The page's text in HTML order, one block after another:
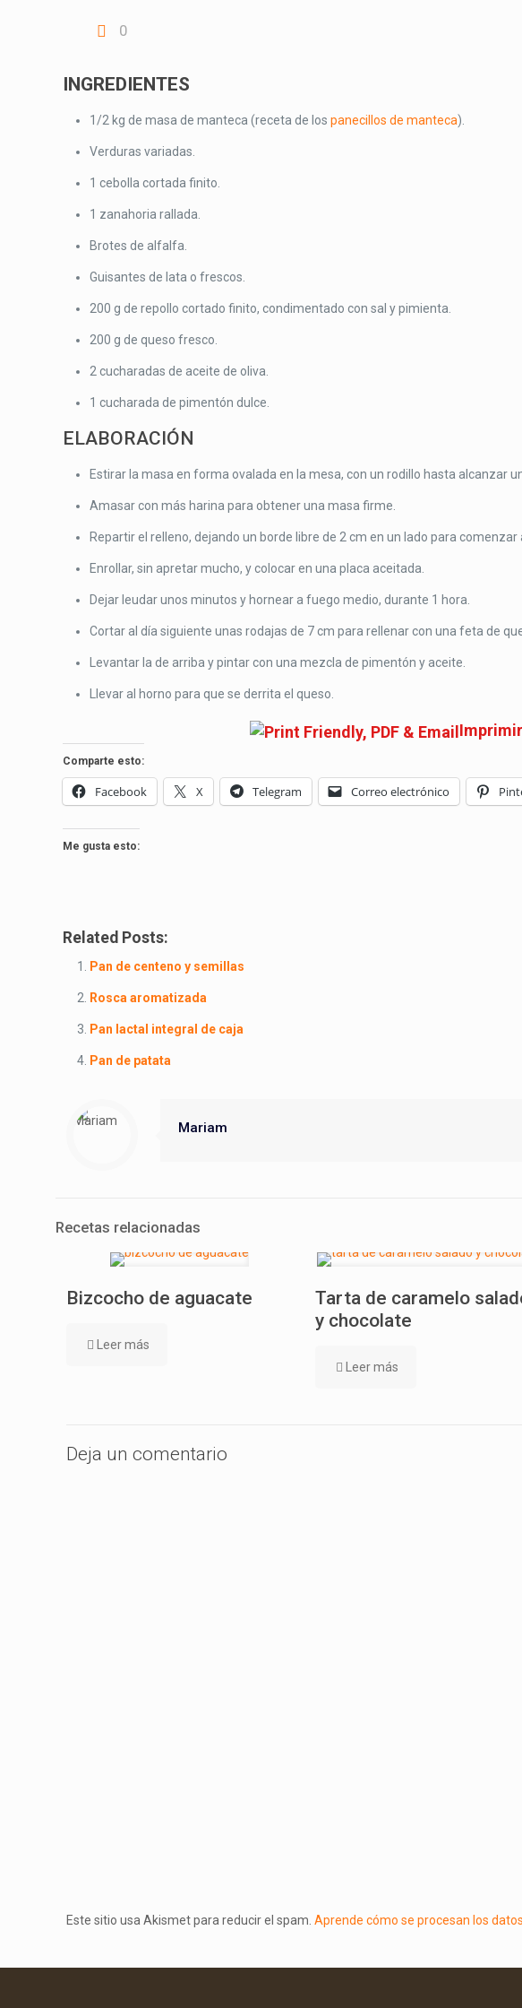
0
INGREDIENTES
1/2 kg de masa de manteca (receta de lospanecillos de manteca).
Verduras variadas.
1 cebolla cortada finito.
1 zanahoria rallada.
Brotes de alfalfa.
Guisantes de lata o frescos.
200 g de repollo cortado finito, condimentado con sal y pimienta.
200 g de queso fresco.
2 cucharadas de aceite de oliva.
1 cucharada de pimentón dulce.
ELABORACIÓN
Estirar la masa en forma ovalada en la mesa, con un rodillo hasta alcanzar
Amasar con más harina para obtener una masa firme.
Repartir el relleno, dejando un borde libre de 2 cm en un lado para comenzar
Enrollar, sin apretar mucho, y colocar en una placa aceitada.
Dejar leudar unos minutos y hornear a fuego medio, durante 1 hora.
Cortar al día siguiente unas rodajas de 7 cm para rellenar con una feta de
Levantar la de arriba y pintar con una mezcla de pimentón y aceite.
Llevar al horno para que se derrita el queso.
Comparte esto:
Facebook X Telegram Correo electrónico
Me gusta esto:
Related Posts:
Pan de centeno y semillas
Rosca aromatizada
Pan lactal integral de caja
Pan de patata
Mariam
Recetas relacionadas
Bizcocho de aguacate
Leer más
Tarta de caramelo
y chocolate
Leer más
Deja un comentario
Este sitio usa Akismet para reducir el spam. Aprende cómo se procesan los